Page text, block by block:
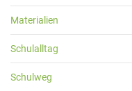
Materialien
Schulalltag
Schulweg